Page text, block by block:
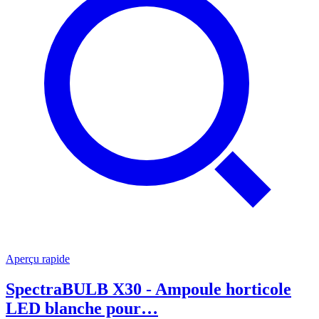
Aperçu rapide
SpectraBULB X30 - Ampoule horticole
LED blanche pour…